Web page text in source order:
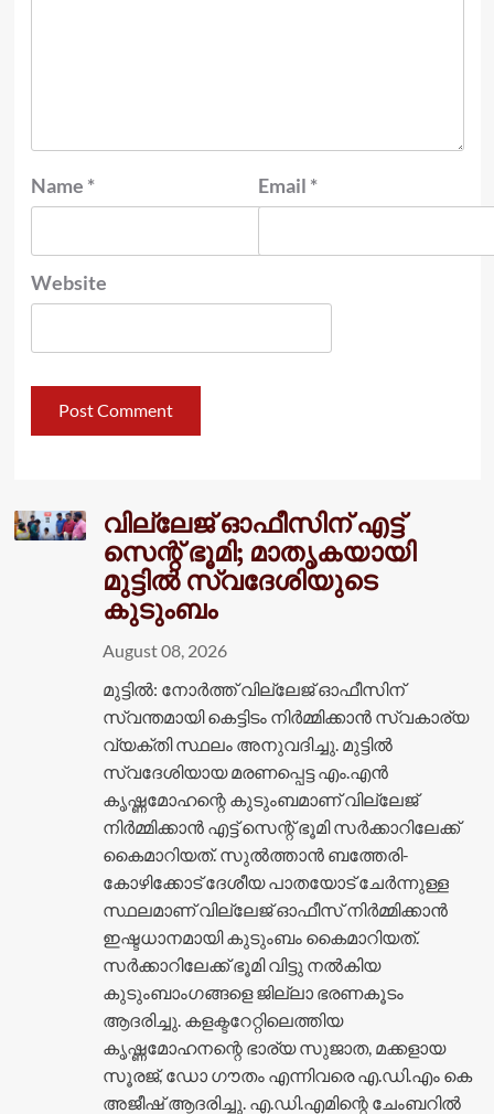
Name * Email *
Website
വില്ലേജ് ഓഫീസിന് എട്ട്
സെന്റ് ഭൂമി; മാതൃകയായി
മുട്ടിൽ സ്വദേശിയുടെ
കുടുംബം
August 08, 2026
മുട്ടിൽ: നോർത്ത് വില്ലേജ് ഓഫീസിന്
സ്വന്തമായി കെട്ടിടം നിർമ്മിക്കാൻ സ്വകാര്യ
വ്യക്തി സ്ഥലം അനുവദിച്ചു. മുട്ടിൽ
സ്വദേശിയായ മരണപ്പെട്ട എം.എൻ
കൃഷ്ണമോഹന്റെ കുടുംബമാണ് വില്ലേജ്
നിർമ്മിക്കാൻ എട്ട് സെന്റ് ഭൂമി സർക്കാറിലേക്ക്
കൈമാറിയത്. സുൽത്താൻ ബത്തേരി-
കോഴിക്കോട് ദേശീയ പാതയോട് ചേർന്നുള്ള
സ്ഥലമാണ് വില്ലേജ് ഓഫീസ് നിർമ്മിക്കാൻ
ഇഷ്ടധാനമായി കുടുംബം കൈമാറിയത്.
സർക്കാറിലേക്ക് ഭൂമി വിട്ടു നൽകിയ
കുടുംബാംഗങ്ങളെ ജില്ലാ ഭരണകൂടം
ആദരിച്ചു. കളക്ടറേറ്റിലെത്തിയ
കൃഷ്ണമോഹനന്റെ ഭാര്യ സുജാത, മക്കളായ
സൂരജ്, ഡോ ഗൗതം എന്നിവരെ എ.ഡി.എം കെ
അജീഷ് ആദരിച്ചു. എ.ഡി.എമിന്റെ ചേംബറിൽ